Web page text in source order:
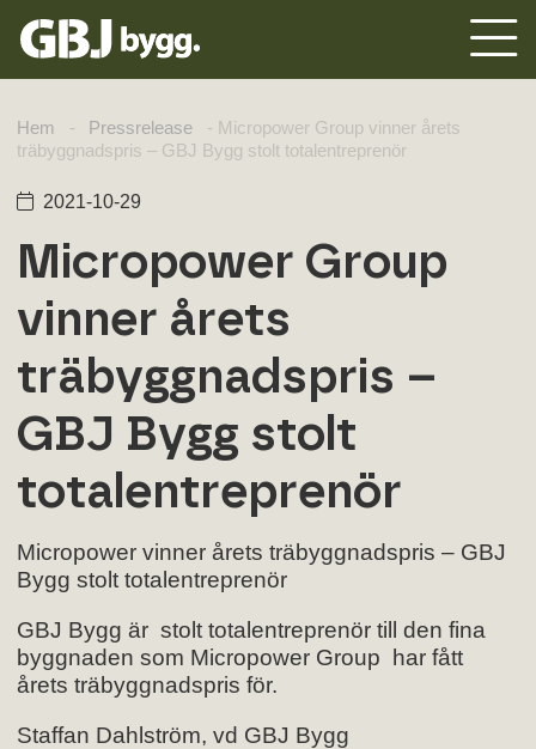
Hem - Pressrelease - Micropower Group vinner årets
träbyggnadspris – GBJ Bygg stolt totalentreprenör
2021-10-29
Micropower Group
vinner årets
träbyggnadspris –
GBJ Bygg stolt
totalentreprenör
Micropower vinner årets träbyggnadspris – GBJ
Bygg stolt totalentreprenör
GBJ Bygg är stolt totalentreprenör till den fina
byggnaden som Micropower Group har fått
årets träbyggnadspris för.
Staffan Dahlström, vd GBJ Bygg